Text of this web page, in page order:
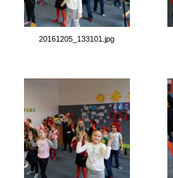
20161205_133101.jpg